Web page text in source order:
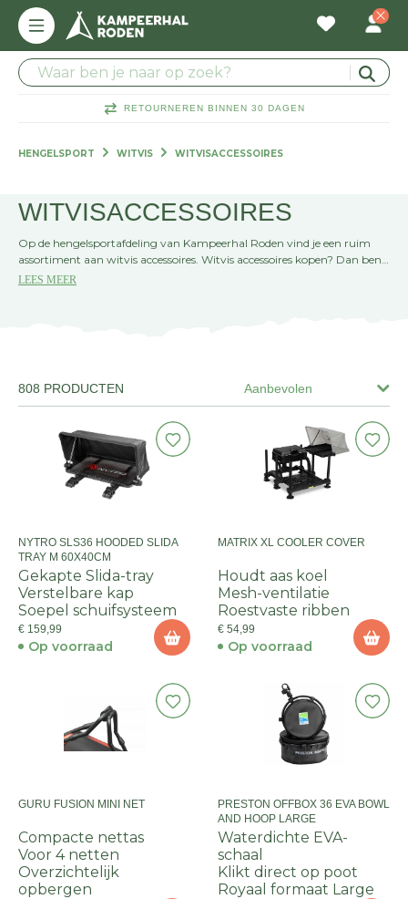
RETOURNEREN BINNEN 30 DAGEN
HENGELSPORT WITVIS WITVISACCESSOIRES
WITVISACCESSOIRES
Op de hengelsportafdeling van Kampeerhal Roden vind je een ruim
assortiment aan witvis accessoires. Witvis accessoires kopen? Dan ben
je bij ons aan het juiste adres!
LEES MEER
Aanbevolen
808 PRODUCTEN
NYTRO SLS36 HOODED SLIDA
TRAY M 60X40CM
Gekapte Slida-tray
Verstelbare kap
Soepel schuifsysteem
€ 159,99
Op voorraad
MATRIX XL COOLER COVER
Houdt aas koel
Mesh-ventilatie
Roestvaste ribben
€ 54,99
Op voorraad
GURU FUSION MINI NET
Compacte nettas
Voor 4 netten
Overzichtelijk
opbergen
PRESTON OFFBOX 36 EVA BOWL
AND HOOP LARGE
Waterdichte EVA-
schaal
Klikt direct op poot
Royaal formaat Large